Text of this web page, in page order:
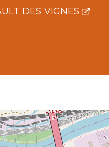
DES VIGNES